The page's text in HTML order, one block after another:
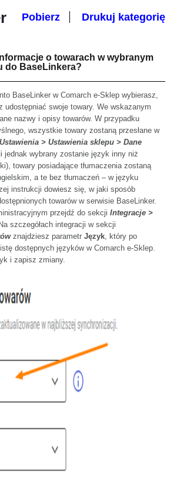
Pobierz Drukuj kategorię
o towarach w wybranym
do BaseLinkera?
BaseLinker w Comarch e-Sklep wybierasz,
udostępniać swoje towary. We wskazanym
nazwy i opisy towarów. W przypadku
wszystkie towary zostaną przesłane w
Ustawienia > Ustawienia sklepu > Dane
jednak wybrany zostanie język inny niż
towary posiadające tłumaczenia zostaną
a te bez tłumaczeń – w języku
instrukcji dowiesz się, w jaki sposób
towarów w serwisie BaseLinker.
przejdź do sekcji Integracje >
Na szczegółach integracji w sekcji
znajdziesz parametr Język, który po
dostępnych języków w Comarch e-Sklep.
i zapisz zmiany.